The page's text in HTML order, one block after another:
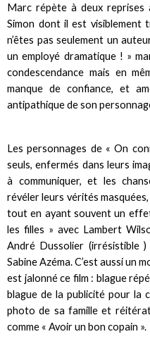
Marc répète à deux reprises
Simon dont il est visiblement
n’êtes pas seulement un
un employé dramatique ! »
condescendance mais en
manque de confiance, et
antipathique de son
Les personnages de « On
seuls, enfermés dans leurs
à communiquer, et les
révéler leurs vérités
tout en ayant souvent un
les filles »avec Lambert
André Dussolier (irrésistible
Sabine Azéma. C’est aussi un
est jalonné ce film : blague
blague de la publicité pour la
photo de sa famille et
comme « Avoir un bon copain ».